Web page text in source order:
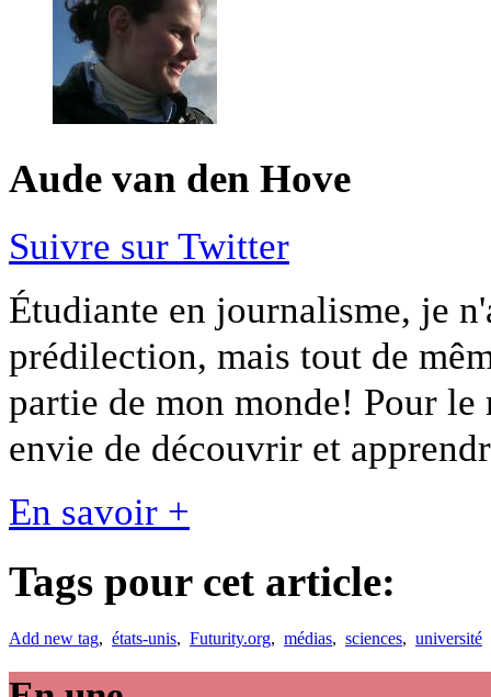
Aude van den Hove
Suivre sur Twitter
Étudiante en journalisme, je
prédilection, mais tout de
partie de mon monde! Pour
envie de découvrir et
En savoir +
Tags pour cet article:
Add new tag, états-unis, Futurity.org, médias, sciences, université